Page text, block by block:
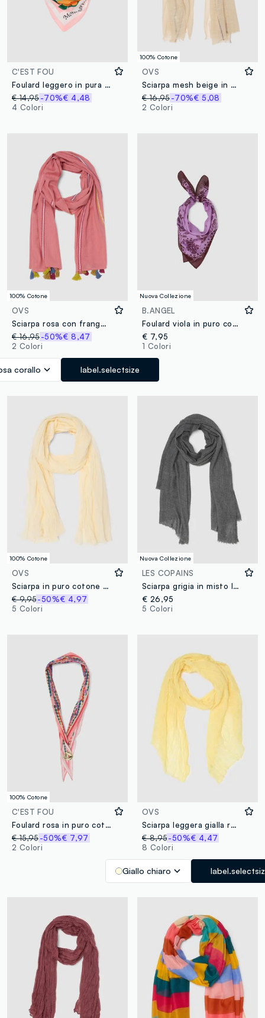
C'EST FOU
Foulard leggero in pura viscosa multicolor con motivo floreale
€ 14,95-70%€ 4,48
4 Colori
100% Cotone
OVS
Sciarpa mesh beige in puro cotone
€ 16,95 -70%€ 5,08
2 Colori
100% Cotone
OVS
Sciarpa rosa con frange multicolor in puro cotone
€ 16,95-50%€ 8,47
2 Colori
corallo label.selectsize
Nuova Collezione
B.ANGEL
Foulard viola in puro cotone con stampa paisley
€ 7,95
1 Colori
100% Cotone
OVS
Sciarpa in puro cotone beige
€ 9,95-50%€ 4,97
5 Colori
Nuova Collezione
LES COPAINS
Sciarpa grigia in misto lana con bordi sfrangiati
€ 26,95
5 Colori
100% Cotone
C'EST FOU
Foulard rosa in puro cotone con stampa multicolore
€ 15,95-50%€ 7,97
2 Colori
OVS
Sciarpa leggera gialla regular fit
€ 8,95-50%€ 4,47
8 Colori
Giallo chiaro